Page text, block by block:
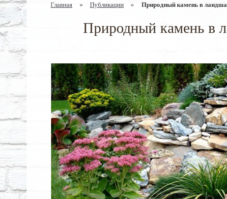
Главная » Публикации » Природный камень в
Природный камень в